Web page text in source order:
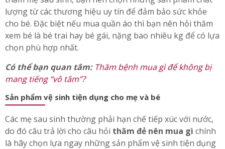
lượng từ các thương hiệu uy tín để đảm bảo sức khỏe
cho bé. Đặc biệt nếu mua quần áo thì bạn nên hỏi thăm
xem bé là bé trai hay bé gái, nặng bao nhiêu kg để có lựa
chọn phù hợp nhất.
Có thể bạn quan tâm: Thăm bệnh mua gì để không bị
mang tiếng “vô tâm”?
Sản phẩm vệ sinh tiện dụng cho mẹ và bé
Các mẹ sau sinh thường phải hạn chế tiếp xúc với nước,
do đó câu trả lời cho câu hỏi thăm đẻ nên mua gì chính
là hãy chọn lựa ngay những sản phẩm vệ sinh tiện dụng